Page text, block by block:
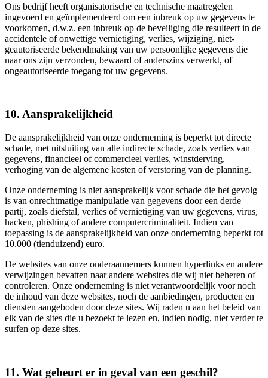
Ons bedrijf heeft organisatorische en technische maatregelen
ingevoerd en geïmplementeerd om een inbreuk op uw gegevens te
voorkomen, d.w.z. een inbreuk op de beveiliging die resulteert in de
accidentele of onwettige vernietiging, verlies, wijziging, niet-
geautoriseerde bekendmaking van uw persoonlijke gegevens die
naar ons zijn verzonden, bewaard of anderszins verwerkt, of
ongeautoriseerde toegang tot uw gegevens.
10. Aansprakelijkheid
De aansprakelijkheid van onze onderneming is beperkt tot directe
schade, met uitsluiting van alle indirecte schade, zoals verlies van
gegevens, financieel of commercieel verlies, winstderving,
verhoging van de algemene kosten of verstoring van de planning.
Onze onderneming is niet aansprakelijk voor schade die het gevolg
is van onrechtmatige manipulatie van gegevens door een derde
partij, zoals diefstal, verlies of vernietiging van uw gegevens, virus,
hacken, phishing of andere computercriminaliteit. Indien van
toepassing is de aansprakelijkheid van onze onderneming beperkt tot
10.000 (tienduizend) euro.
De websites van onze onderaannemers kunnen hyperlinks en andere
verwijzingen bevatten naar andere websites die wij niet beheren of
controleren. Onze onderneming is niet verantwoordelijk voor noch
de inhoud van deze websites, noch de aanbiedingen, producten en
diensten aangeboden door deze sites. Wij raden u aan het beleid van
elk van de sites die u bezoekt te lezen en, indien nodig, niet verder te
surfen op deze sites.
11. Wat gebeurt er in geval van een geschil?